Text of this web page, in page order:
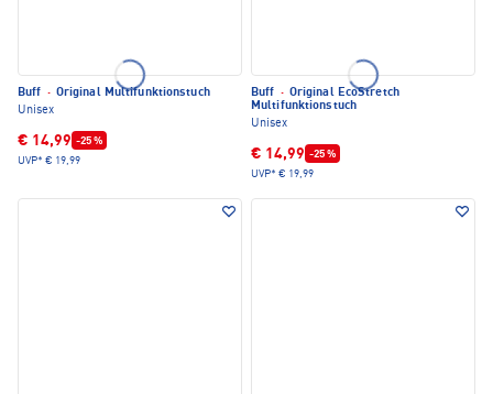
Buff · Original Multifunktionstuch
Unisex
€ 14,99 -25 %
UVP* € 19,99
Buff · Original EcoStretch
Multifunktionstuch
Unisex
€ 14,99 -25 %
UVP* € 19,99